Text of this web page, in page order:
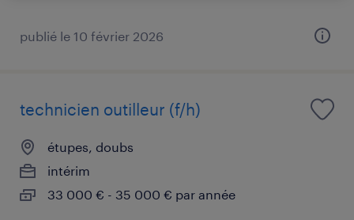
publié le 10 février 2026
technicien outilleur (f/h)
étupes, doubs
intérim
33 000 € - 35 000 € par année